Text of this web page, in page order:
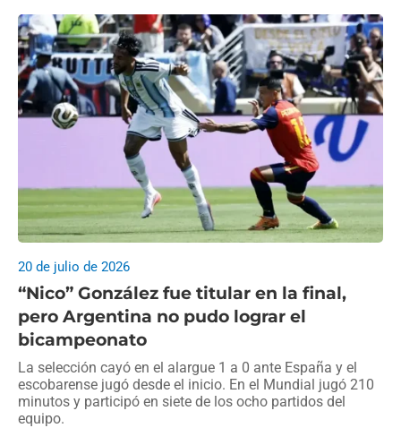
“Nico” González fue titular en la final,
pero Argentina no pudo lograr el
bicampeonato
20 de julio de 2026
La selección cayó en el alargue 1 a 0 ante España y el
escobarense jugó desde el inicio. En el Mundial jugó 210
minutos y participó en siete de los ocho partidos del
equipo.